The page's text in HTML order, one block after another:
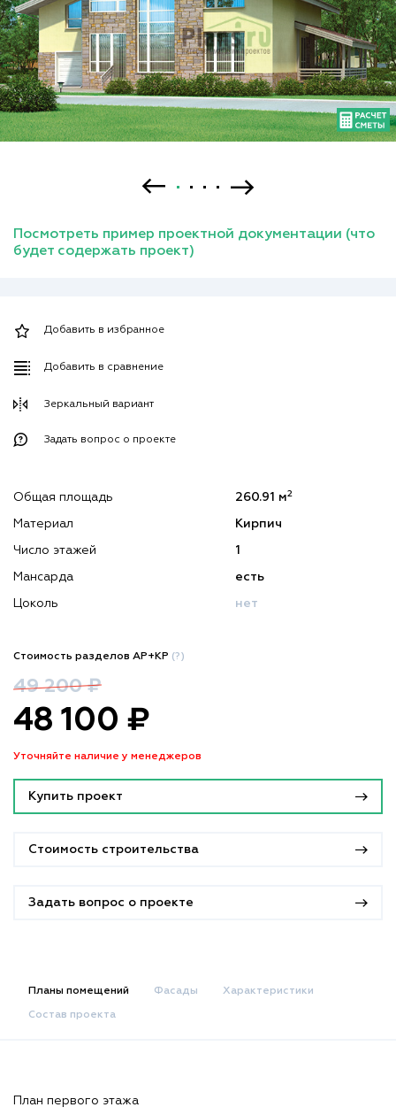
Посмотреть пример проектной документации (что
будет содержать проект)
Добавить в избранное
Добавить в сравнение
Зеркальный вариант
Задать вопрос о проекте
Общая площадь 260.91 м2
Материал Кирпич
Число этажей 1
Мансарда есть
Цоколь нет
Стоимость разделов АР+КР (?)
49 200 ₽
48 100 ₽
Уточняйте наличие у менеджеров
Купить проект
Стоимость строительства
Задать вопрос о проекте
Планы помещений Фасады Характеристики
Состав проекта
План первого этажа